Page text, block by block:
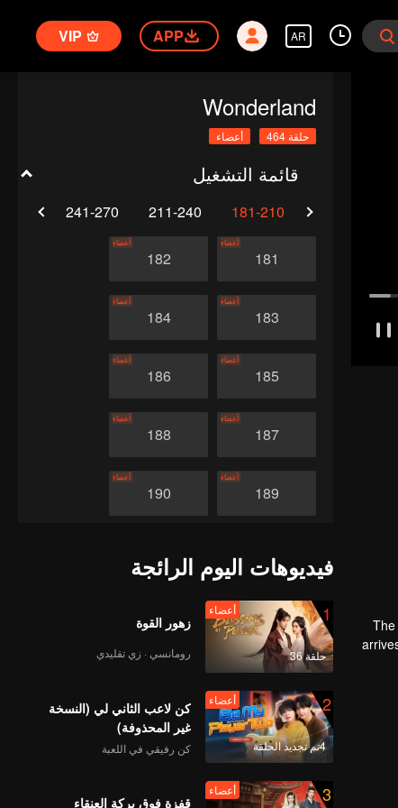
AR
APP
VIP
Wonderland
حلقة 464 أعضاء
قائمة التشغيل
181-210
211-240
241-270
181
أعضاء
182
أعضاء
183
أعضاء
184
أعضاء
185
أعضاء
186
أعضاء
187
أعضاء
188
أعضاء
189
أعضاء
190
أعضاء
193
195
أعضاء
197
أعضاء
198
أعضاء
199
فيديوهات اليوم الرائجة
1
حلقة 36
أعضاء
زهور القوة
رومانسي · زي تقليدي
2
4تم تجديد الحلقة
أعضاء
كن لاعب الثاني لي (النسخة
غير المحذوفة)
كن رفيقي في اللعبة
3 أعضاء
قفزة فوق بركة العنقاء